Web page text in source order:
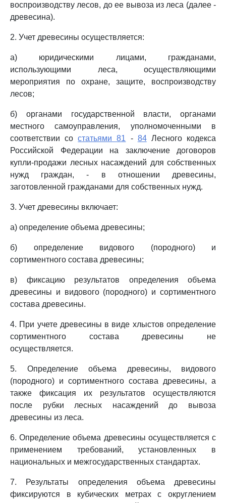
воспроизводству лесов, до ее вывоза из леса (далее -
древесина).
2. Учет древесины осуществляется:
а) юридическими лицами, гражданами,
использующими леса, осуществляющими
мероприятия по охране, защите, воспроизводству
лесов;
б) органами государственной власти, органами
местного самоуправления, уполномоченными в
соответствии состатьями 81 - 84Лесного кодекса
Российской Федерации на заключение договоров
купли-продажи лесных насаждений для собственных
нужд граждан, - в отношении древесины,
заготовленной гражданами для собственных нужд.
3. Учет древесины включает:
а) определение объема древесины;
б) определение видового (породного) и
сортиментного состава древесины;
в) фиксацию результатов определения объема
древесины и видового (породного) и сортиментного
состава древесины.
4. При учете древесины в виде хлыстов определение
сортиментного состава древесины не
осуществляется.
5. Определение объема древесины, видового
(породного) и сортиментного состава древесины, а
также фиксация их результатов осуществляются
после рубки лесных насаждений до вывоза
древесины из леса.
6. Определение объема древесины осуществляется с
применением требований, установленных в
национальных и межгосударственных стандартах.
7. Результаты определения объема древесины
фиксируются в кубических метрах с округлением